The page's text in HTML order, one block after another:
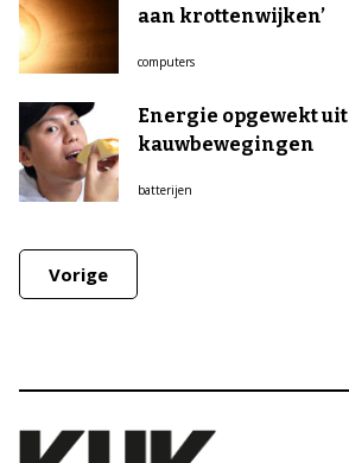
aan krottenwijken’
computers
Energie opgewekt uit
kauwbewegingen
batterijen
Vorige